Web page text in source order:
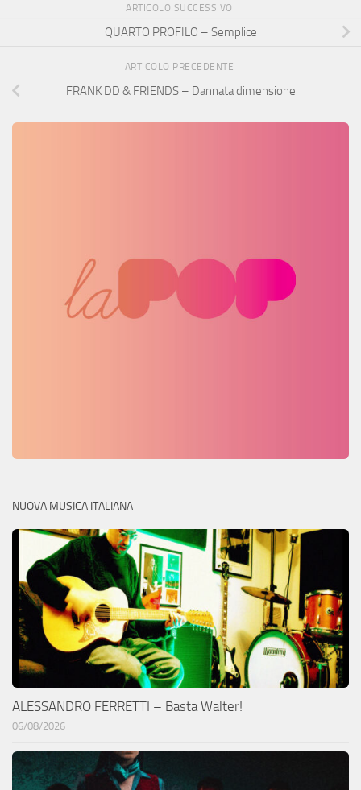
ARTICOLO SUCCESSIVO
QUARTO PROFILO – Semplice
ARTICOLO PRECEDENTE
FRANK DD & FRIENDS – Dannata dimensione
NUOVA MUSICA ITALIANA
ALESSANDRO FERRETTI – Basta Walter!
06/08/2026